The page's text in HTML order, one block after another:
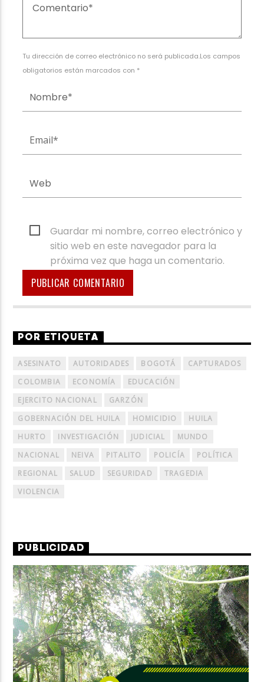
Tu dirección de correo electrónico no será publicada.Los campos
obligatorios están marcados con *
Guardar mi nombre, correo electrónico y
sitio web en este navegador para la
próxima vez que haga un comentario.
POR ETIQUETA
ASESINATO AUTORIDADES BOGOTÁ
CAPTURADOS
COLOMBIA
ECONOMÍA
EDUCACIÓN
EJERCITO NACIONAL
GARZÓN
GOBERNACIÓN DEL HUILA
HOMICIDIO
HUILA
HURTO
INVESTIGACIÓN JUDICIAL
MUNDO
NACIONAL
NEIVA PITALITO POLICÍA
POLÍTICA
REGIONAL
SALUD SEGURIDAD
TRAGEDIA
VIOLENCIA
PUBLICIDAD